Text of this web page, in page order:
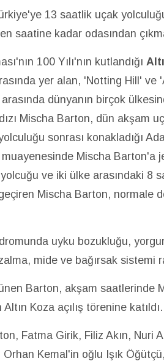
13 saatlik uçak
saatine kadar odasından
100 Yılı'nın kutlandığı
yer alan, 'Notting Hill' ve
arasında dünyanın birçok
Mischa Barton, dün akşam
sonrası konakladığı
muayenesinde Mischa Barton'a
ve iki ülke arasındaki 8
Mischa Barton, normale
uyku bozukluğu,
mide ve bağırsak sistemi
Barton, akşam saatlerinde
Koza açılış törenine katıldı.
Fatma Girik, Filiz Akın, Nuri
Orhan Kemal'in oğlu Işık